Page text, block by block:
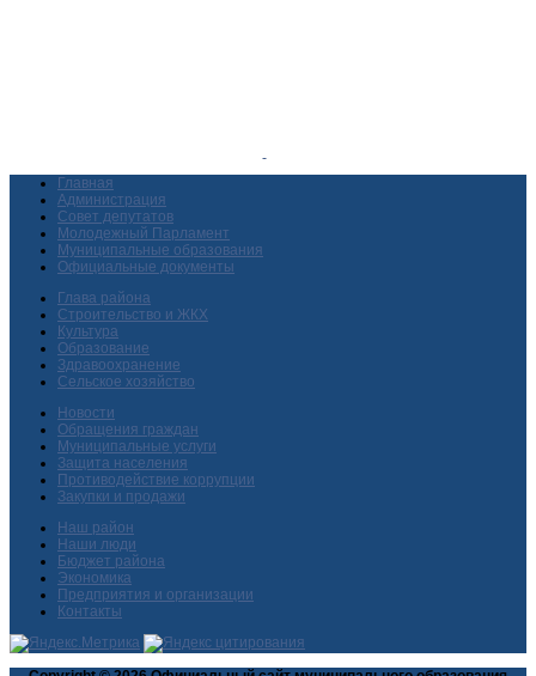
Главная
Администрация
Совет депутатов
Молодежный Парламент
Муниципальные образования
Официальные документы
Глава района
Строительство и ЖКХ
Культура
Образование
Здравоохранение
Сельское хозяйство
Новости
Обращения граждан
Муниципальные услуги
Защита населения
Противодействие коррупции
Закупки и продажи
Наш район
Наши люди
Бюджет района
Экономика
Предприятия и организации
Контакты